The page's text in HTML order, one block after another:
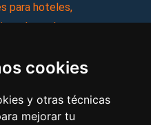
cookies
y otras técnicas
mejorar tu
para hoteles,
hostales,